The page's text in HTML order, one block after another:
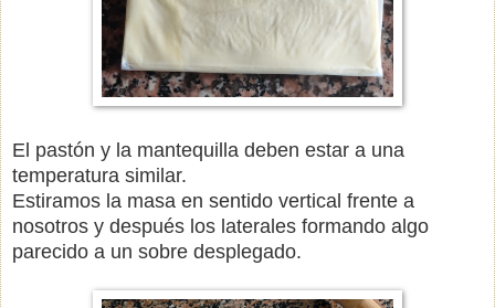
El pastón y la mantequilla deben estar a una
temperatura similar.
Estiramos la masa en sentido vertical frente a
nosotros y después los laterales formando algo
parecido a un sobre desplegado.